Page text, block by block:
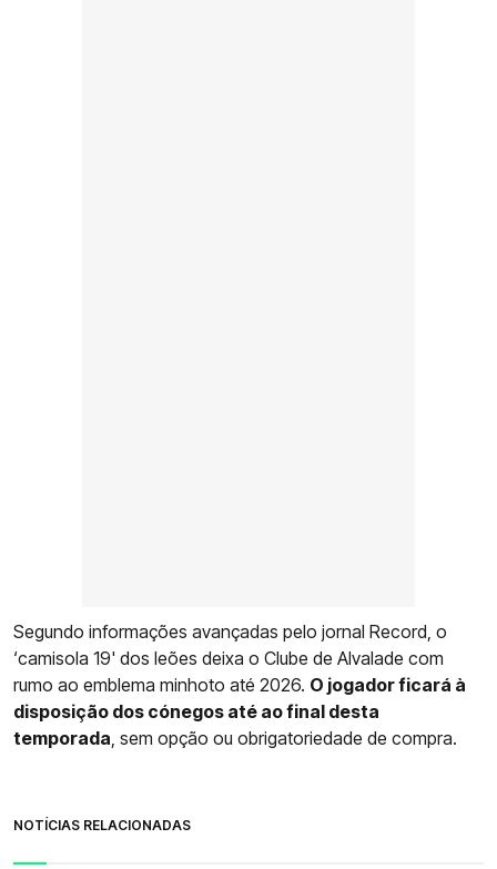
Segundo informações avançadas pelo jornal Record, o
‘camisola 19' dos leões deixa o Clube de Alvalade com
rumo ao emblema minhoto até 2026. O jogador ficará à
disposição dos cónegos até ao final desta
temporada, sem opção ou obrigatoriedade de compra.
NOTÍCIAS RELACIONADAS